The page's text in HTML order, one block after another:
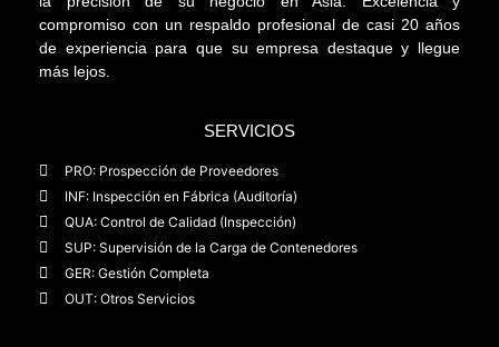
compromiso con un respaldo profesional de casi 20 años
de experiencia para que su empresa destaque y llegue
más lejos.
SERVICIOS
PRO: Prospección de Proveedores
INF: Inspección en Fábrica (Auditoría)
QUA: Control de Calidad (Inspección)
SUP: Supervisión de la Carga de Contenedores
GER: Gestión Completa
OUT: Otros Servicios